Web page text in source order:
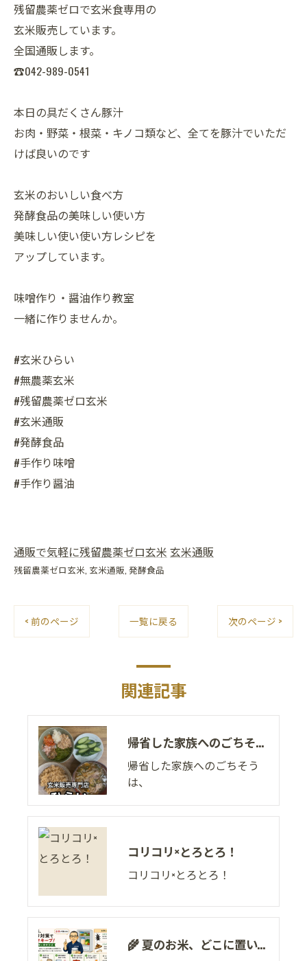
残留農薬ゼロで玄米食専用の
玄米販売しています。
全国通販します。
☎042-989-0541
本日の具だくさん豚汁
お肉・野菜・根菜・キノコ類など、全てを豚汁でいただ
けば良いのです
玄米のおいしい食べ方
発酵食品の美味しい使い方
美味しい使い使い方レシピを
アップしています。
味噌作り・醤油作り教室
一緒に作りませんか。
#玄米ひらい
#無農薬玄米
#残留農薬ゼロ玄米
#玄米通販
#発酵食品
#手作り味噌
#手作り醤油
通販で気軽に残留農薬ゼロ玄米 玄米通販
残留農薬ゼロ玄米 玄米通販 発酵食品
< 前のページ 一覧に戻る 次のページ >
関連記事
帰省した家族へのごちそうは、
帰省した家族へのごちそう
は、
コリコリ×とろとろ！
コリコリ×とろとろ！
🌾 夏のお米、どこに置いていますか？